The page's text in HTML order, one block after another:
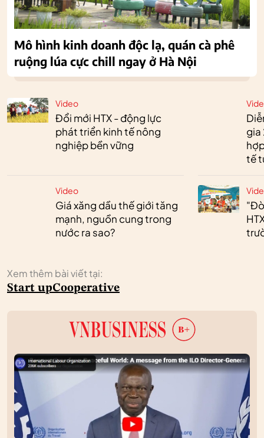
Video
Đổi mới HTX - động lực
phát triển kinh tế nông
nghiệp bền vững
Video
Giá xăng dầu thế giới tăng
mạnh, nguồn cung trong
nước ra sao?
gia
tế
Xem thêm bài viết tại:
Start upCooperative
Mô hình kinh doanh độc lạ, quán cà phê
ruộng lúa cực chill ngay ở Hà Nội